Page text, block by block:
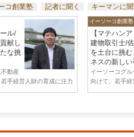
コ創業塾 記者に聞く キーマンに
ル/
献し
な挑
動産
手経営人財の育成に注力
イーソーコ創業塾
【マテハン
建物取引士/
を土台に挑
ネスの新し
イーソーコグ
向けて、若手